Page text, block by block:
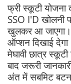
फ्री स्कूटी
SSO I'D खोलनी
खुलकर आ जाएगा।
ऑप्शन दिखाई
मेघावी छात्र
बाद जरूरी
अंत में सबमिट बटन